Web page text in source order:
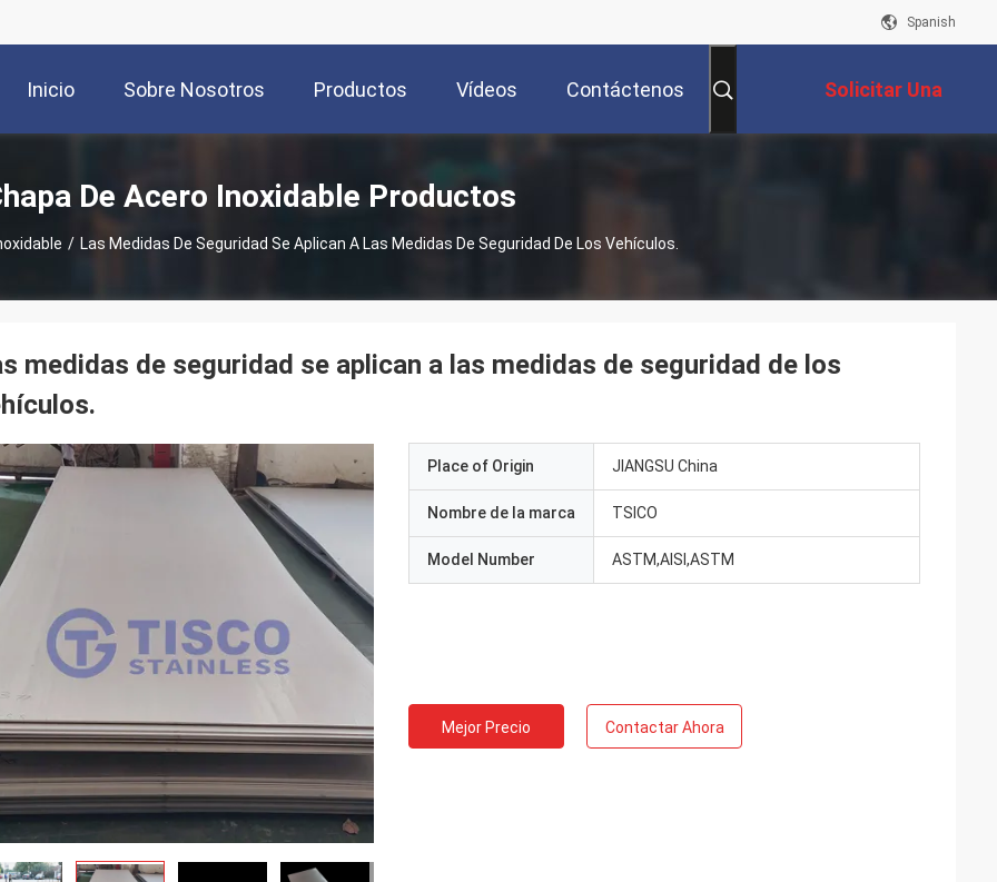
Spanish
Inicio Sobre Nosotros Productos Vídeos Contáctenos Solicitar Una
Cotización
De Acero Inoxidable Productos
/ Las Medidas De Seguridad Se Aplican A Las Medidas De Seguridad De Los Vehículos.
medidas de seguridad se aplican a las medidas de seguridad de los
Place of Origin JIANGSU China
Nombre de la marca TSICO
Model Number ASTM,AISI,ASTM
Mejor Precio Contactar Ahora